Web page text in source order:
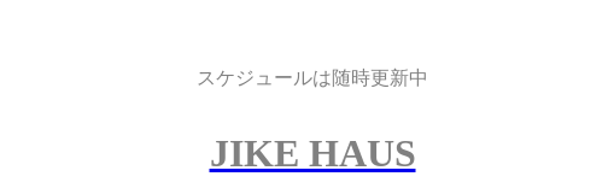
スケジュールは随時更新中
JIKE HAUS